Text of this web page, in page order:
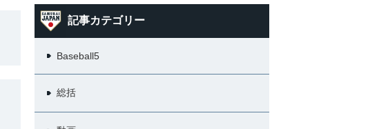
記事カテゴリー
Baseball5
総括